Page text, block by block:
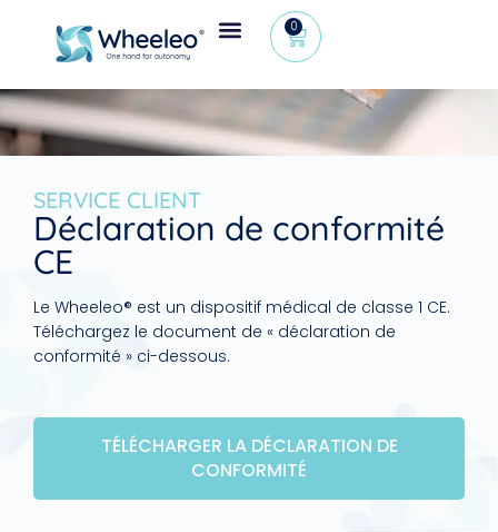
0
SERVICE CLIENT
Déclaration de conformité
CE
Le Wheeleo® est un dispositif médical de classe 1 CE.
Téléchargez le document de « déclaration de
conformité » ci-dessous.
TÉLÉCHARGER LA DÉCLARATION DE
CONFORMITÉ